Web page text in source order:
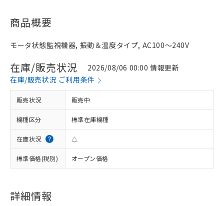
商品概要
モータ状態監視機器, 振動＆温度タイプ, AC100～240V
在庫/販売状況
2026/08/06 00:00 情報更新
在庫/販売状況 ご利用条件
販売状況 販売中
機種区分 標準在庫機種
在庫状況 △
標準価格(税別) オープン価格
詳細情報